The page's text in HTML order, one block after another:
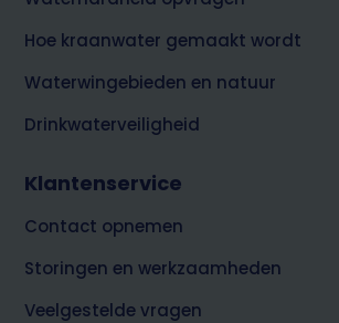
Hoe kraanwater gemaakt wordt
Waterwingebieden en natuur
Drinkwaterveiligheid
Klantenservice
Contact opnemen
Storingen en werkzaamheden
Veelgestelde vragen